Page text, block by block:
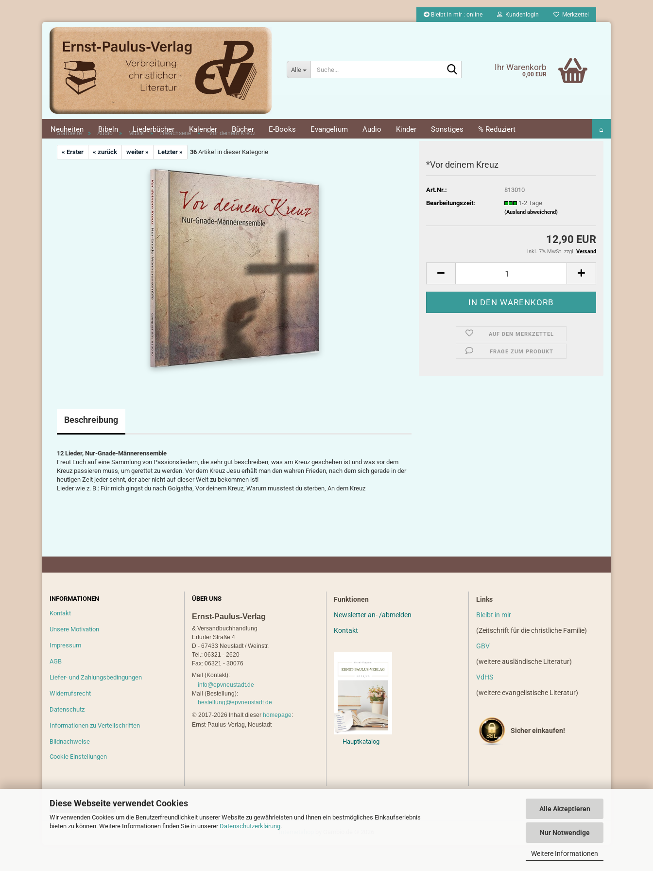
Diese Webseite verwendet Cookies
Wir verwenden Cookies um die Benutzerfreundlichkeit unserer Website zu gewährleisten und Ihnen ein bestmögliches Einkaufserlebnis
bieten zu können. Weitere Informationen finden Sie in unserer Datenschutzerklärung.
Alle Akzeptieren
Nur Notwendige
Weitere Informationen
Bleibt in mir : online Kundenlogin Merkzettel
Alle Ihr Warenkorb
0,00 EUR
Neuheiten Bibeln Liederbücher Kalender Bücher E-Books Evangelium Audio Kinder Sonstiges % Reduziert ⌂
Startseite » Audio » Musik » Erwachsene » *Vor deinem Kreuz
« Erster « zurück weiter » Letzter » 36 Artikel in dieser Kategorie
*Vor deinem Kreuz
Art.Nr.:
813010
Bearbeitungszeit:
1-2 Tage
(Ausland abweichend)
12,90 EUR
inkl. 7% MwSt. zzgl. Versand
AUF DEN MERKZETTEL
FRAGE ZUM PRODUKT
Beschreibung
12 Lieder, Nur-Gnade-Männerensemble
Freut Euch auf eine Sammlung von Passionsliedern, die sehr gut be­schreiben, was am Kreuz geschehen ist und was vor dem
Kreuz passieren muss, um gerettet zu werden. Vor dem Kreuz Jesu erhält man den wahren Frieden, nach dem sich gerade in der
heutigen Zeit jeder sehnt, der aber nicht auf dieser Welt zu bekommen ist!
Lieder wie z. B.: Für mich gingst du nach Golgatha, Vor deinem Kreuz, Warum musstest du sterben, An dem Kreuz
INFORMATIONEN
Kontakt
Unsere Motivation
Impressum
AGB
Liefer- und Zahlungsbedingungen
Widerrufsrecht
Datenschutz
Informationen zu Verteilschriften
Bildnachweise
Cookie Einstellungen
ÜBER UNS
Ernst-Paulus-Verlag
& Versandbuchhandlung
Erfurter Straße 4
D - 67433 Neustadt / Weinstr.
Tel.: 06321 - 2620
Fax: 06321 - 30076
Mail (Kontakt):
info@epvneustadt.de
Mail (Bestellung):
bestellung@epvneustadt.de
© 2017-2026 Inhalt dieser homepage:
Ernst-Paulus-Verlag, Neustadt
Funktionen
Newsletter an- /abmelden
Kontakt
Hauptkatalog
Links
Bleibt in mir
(Zeitschrift für die christliche Familie)
GBV
(weitere ausländische Literatur)
VdHS
(weitere evangelistische Literatur)
Sicher einkaufen!
Vertrag widerrufen
Internetshop